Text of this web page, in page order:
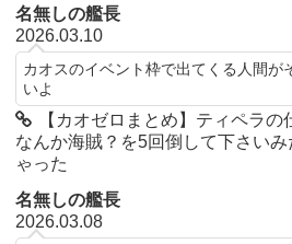
名無しの艦長
2026.03.10
カオスのイベント枠で出てくる人間が
いよ
【カオゼロまとめ】ティペラ
なんか海賊？を5回倒して下さい
ゃった
名無しの艦長
2026.03.08